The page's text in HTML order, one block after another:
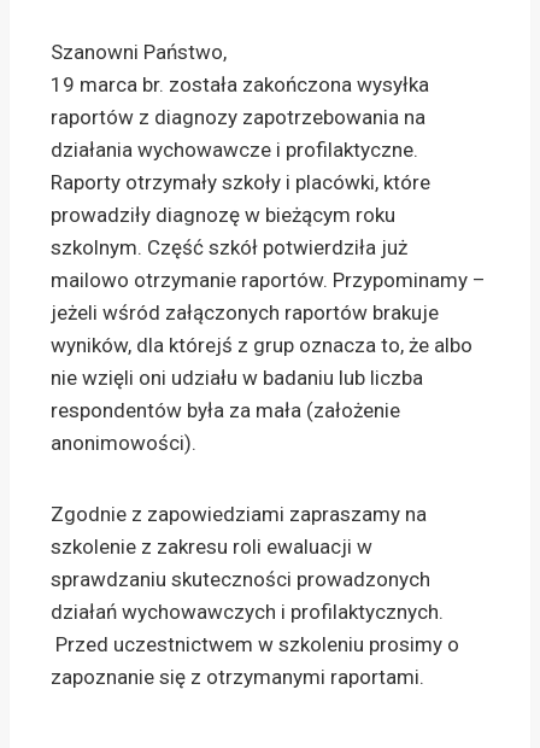
Szanowni Państwo,
19 marca br. została zakończona wysyłka
raportów z diagnozy zapotrzebowania na
działania wychowawcze i profilaktyczne.
Raporty otrzymały szkoły i placówki, które
prowadziły diagnozę w bieżącym roku
szkolnym. Część szkół potwierdziła już
mailowo otrzymanie raportów. Przypominamy –
jeżeli wśród załączonych raportów brakuje
wyników, dla którejś z grup oznacza to, że albo
nie wzięli oni udziału w badaniu lub liczba
respondentów była za mała (założenie
anonimowości).
Zgodnie z zapowiedziami zapraszamy na
szkolenie z zakresu roli ewaluacji w
sprawdzaniu skuteczności prowadzonych
działań wychowawczych i profilaktycznych.
Przed uczestnictwem w szkoleniu prosimy o
zapoznanie się z otrzymanymi raportami.